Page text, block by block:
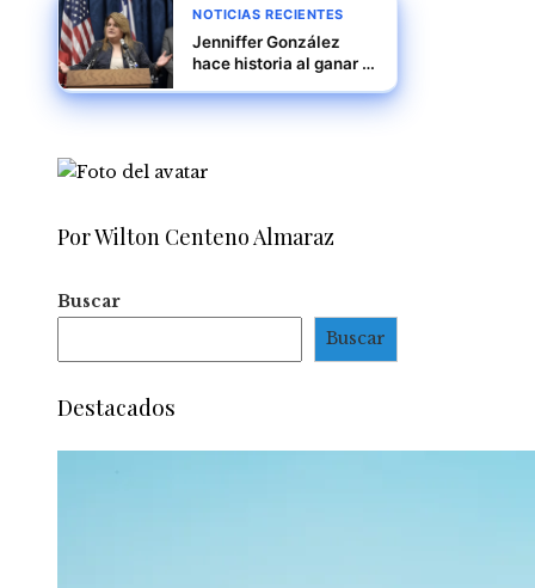
NOTICIAS RECIENTES
Jenniffer González
hace historia al ganar la
Rico en unas
Por Wilton Centeno Almaraz
Buscar
Buscar
Destacados